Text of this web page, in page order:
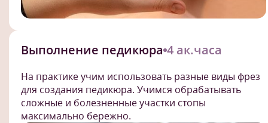
Выполнение педикюра 4 ак.часа
На практике учим использовать разные виды фрез
для создания педикюра. Учимся обрабатывать
сложные и болезненные участки стопы
максимально бережно.